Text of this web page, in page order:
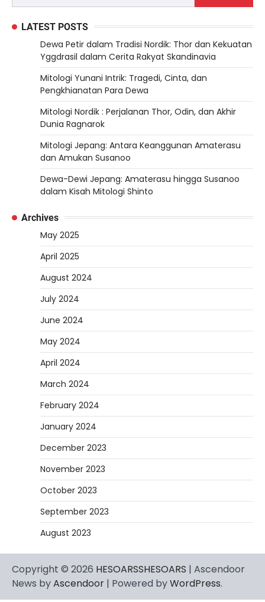
LATEST POSTS
Dewa Petir dalam Tradisi Nordik: Thor dan Kekuatan
Yggdrasil dalam Cerita Rakyat Skandinavia
Mitologi Yunani Intrik: Tragedi, Cinta, dan
Pengkhianatan Para Dewa
Mitologi Nordik : Perjalanan Thor, Odin, dan Akhir
Dunia Ragnarok
Mitologi Jepang: Antara Keanggunan Amaterasu
dan Amukan Susanoo
Dewa-Dewi Jepang: Amaterasu hingga Susanoo
dalam Kisah Mitologi Shinto
Archives
May 2025
April 2025
August 2024
July 2024
June 2024
May 2024
April 2024
March 2024
February 2024
January 2024
December 2023
November 2023
October 2023
September 2023
August 2023
Copyright © 2026 HESOARSSHESOARS | Ascendoor
News byAscendoor | Powered byWordPress.